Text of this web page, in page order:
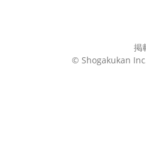
掲
© Shogakukan